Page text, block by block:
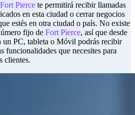
Fort Pierce te permitirá recibir llamadas
en esta ciudad o cerrar negocios
estés en otra ciudad o país. No existe
fijo de Fort Pierce, así que desde
un PC, tableta o Móvil podrás recibir
funcionalidades que necesites para
clientes.